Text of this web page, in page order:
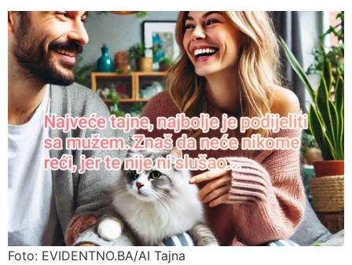
Foto: EVIDENTNO.BA/AI Tajna